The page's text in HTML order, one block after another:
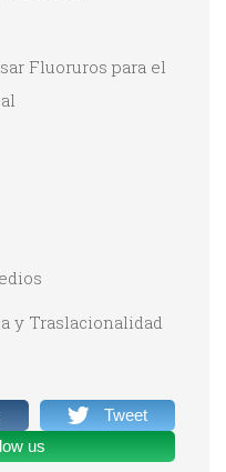
Fluoruros para el
y Traslacionalidad
Tweet
us